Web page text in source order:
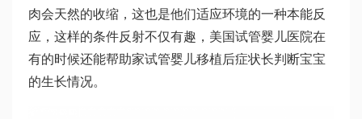
肉会天然的收缩，这也是他们适应环境的一种本能反
应，这样的条件反射不仅有趣， 美国试管婴儿医院在
有的时候还能帮助家试管婴儿移植后症状长判断宝宝
的生长情况。